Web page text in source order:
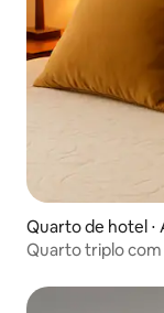
Quarto de hotel ⋅
Quarto triplo com